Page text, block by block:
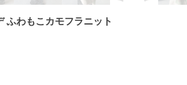
ふわもこカモフラニット